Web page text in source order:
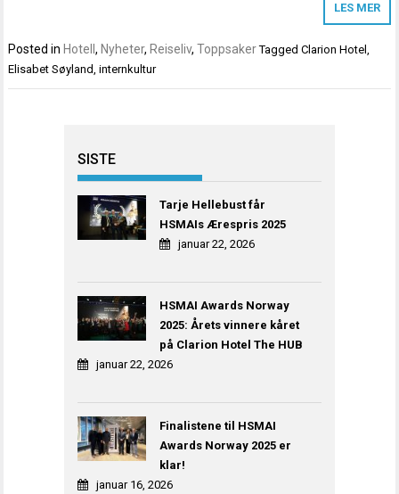
LES MER
Posted in Hotell, Nyheter, Reiseliv,Toppsaker TaggedClarion Hotel,
Elisabet Søyland,internkultur
SISTE
Tarje Hellebust får
HSMAIs Ærespris 2025
januar 22, 2026
HSMAI Awards Norway
2025: Årets vinnere kåret
på Clarion Hotel The HUB
januar 22, 2026
Finalistene til HSMAI
Awards Norway 2025 er
klar!
januar 16, 2026